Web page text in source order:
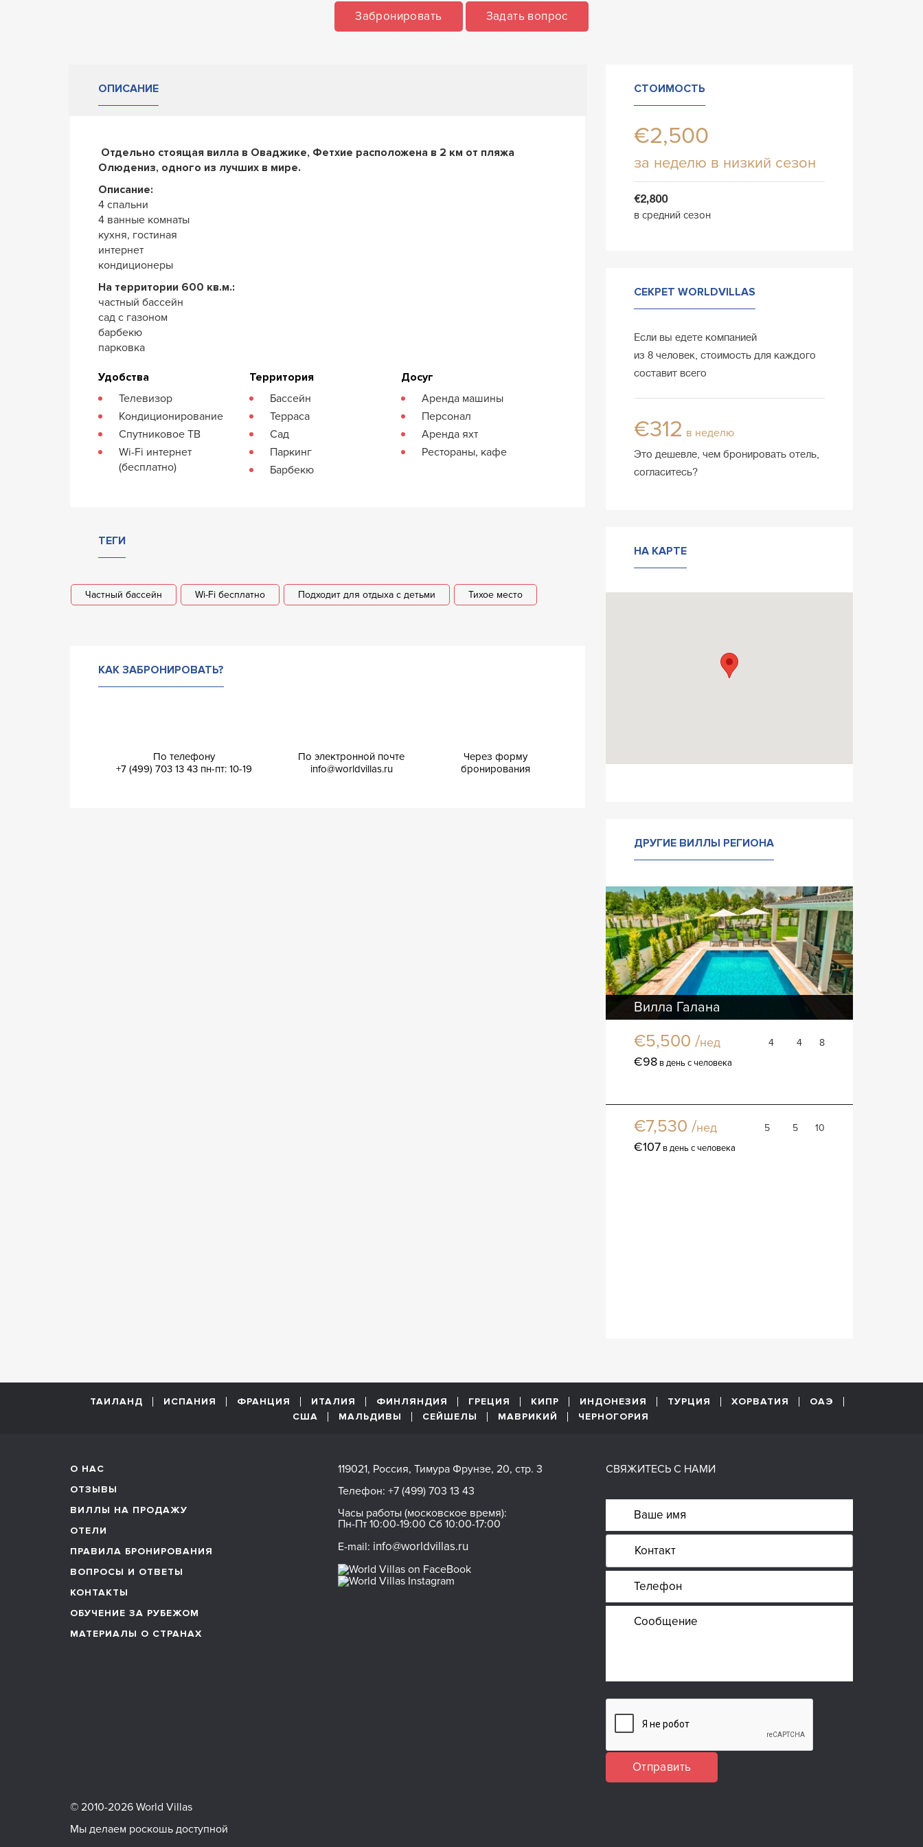
Забронировать Задать вопрос
ОПИСАНИЕ
Отдельно стоящая вилла в Оваджике, Фетхие расположена в 2 км от пляжа
Олюдениз, одного из лучших в мире.
Описание:
4 спальни
4 ванные комнаты
кухня, гостиная
интернет
кондиционеры
На территории 600 кв.м.:
частный бассейн
сад с газоном
барбекю
парковка
Удобства
Телевизор
Кондиционирование
Спутниковое ТВ
Wi-Fi интернет
(бесплатно)
Территория
Бассейн
Терраса
Сад
Паркинг
Барбекю
Досуг
Аренда машины
Персонал
Аренда яхт
Рестораны, кафе
ТЕГИ
Частный бассейн Wi-Fi бесплатно Подходит для отдыха с детьми Тихое место
КАК ЗАБРОНИРОВАТЬ?
По телефону
+7 (499) 703 13 43 пн-пт: 10-19
По электронной почте
info@worldvillas.ru
Через форму
бронирования
СТОИМОСТЬ
€2,500
за неделю в низкий сезон
€2,800
в средний сезон
СЕКРЕТ WORLDVILLAS
Если вы едете компанией
из 8 человек, стоимость для каждого
составит всего
€312 в неделю
Это дешевле, чем бронировать отель,
согласитесь?
НА КАРТЕ
ДРУГИЕ ВИЛЛЫ РЕГИОНА
Вилла Галана
€5,500 /нед 4 4 8
€98 в день с человека
€7,530 /нед 5 5 10
€107 в день с человека
ТАИЛАНД ИСПАНИЯ ФРАНЦИЯ ИТАЛИЯ ФИНЛЯНДИЯ ГРЕЦИЯ КИПР ИНДОНЕЗИЯ ТУРЦИЯ ХОРВАТИЯ
ОАЭ
США
МАЛЬДИВЫ СЕЙШЕЛЫ МАВРИКИЙ ЧЕРНОГОРИЯ
О НАС
ОТЗЫВЫ
ВИЛЛЫ НА ПРОДАЖУ
ОТЕЛИ
ПРАВИЛА БРОНИРОВАНИЯ
ВОПРОСЫ И ОТВЕТЫ
КОНТАКТЫ
ОБУЧЕНИЕ ЗА РУБЕЖОМ
МАТЕРИАЛЫ О СТРАНАХ
119021, Россия, Тимура Фрунзе, 20, стр. 3
Телефон: +7 (499) 703 13 43
Часы работы (московское время):
Пн-Пт 10:00-19:00 Сб 10:00-17:00
E-mail: info@worldvillas.ru
СВЯЖИТЕСЬ С НАМИ
Отправить
© 2010-2026 World Villas
Мы делаем роскошь доступной